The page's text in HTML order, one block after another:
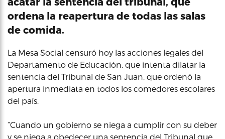
ordena la reapertura de todas las salas
de comida.
La Mesa Social censuró hoy las acciones legales del
Departamento de Educación, que intenta dilatar la
sentencia del Tribunal de San Juan, que ordenó la
apertura inmediata en todos los comedores escolares
del país.
“Cuando un gobierno se niega a cumplir con su deber
y se niega a obedecer una sentencia del Tribunal que